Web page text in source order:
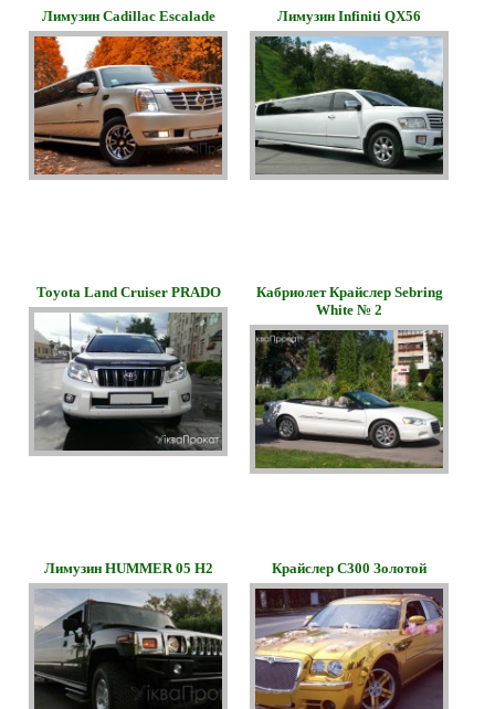
Лимузин Сadillac Еscalade Лимузин Infiniti QX56
Toyota Land Cruiser PRADO
Кабриолет Крайслер Sebring
White № 2
Лимузин HUMMER 05 H2 Крайслер С300 Золотой